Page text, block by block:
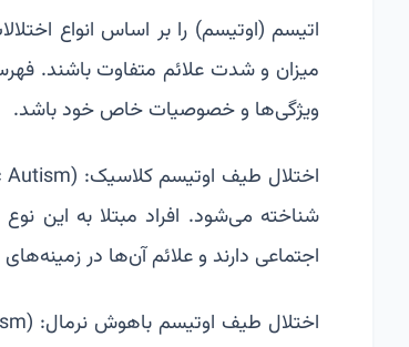
اتیسم (اوتیسم) را بر اساس انواع
میزان و شدت علائم متفاوت باشند.
ویژگی‌ها و خصوصیات خاص خود باشد.
شناخته می‌شود. افراد مبتلا به این
اجتماعی دارند و علائم آن‌ها در